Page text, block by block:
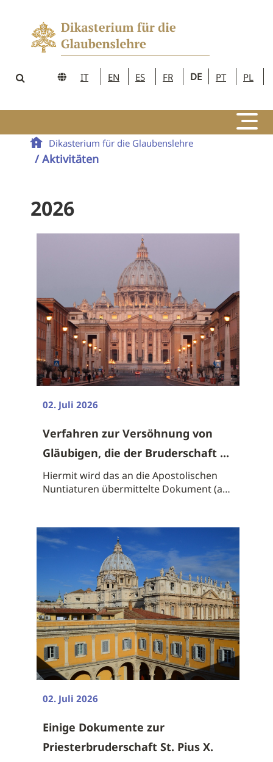
IT EN ES FR DE PT PL
Dikasterium für die Glaubenslehre
/ Aktivitäten
2026
02. Juli 2026
Verfahren zur Versöhnung von
Gläubigen, die der Bruderschaft ...
Hiermit wird das an die Apostolischen
Nuntiaturen übermittelte Dokument (auf
02. Juli 2026
Einige Dokumente zur
Priesterbruderschaft St. Pius X.